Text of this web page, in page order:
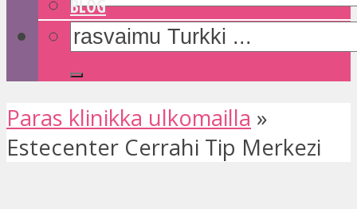
BLOG
Paras klinikka ulkomailla »
Estecenter Cerrahi Tip Merkezi